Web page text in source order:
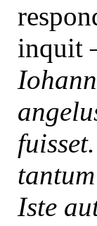
inquit
Iste